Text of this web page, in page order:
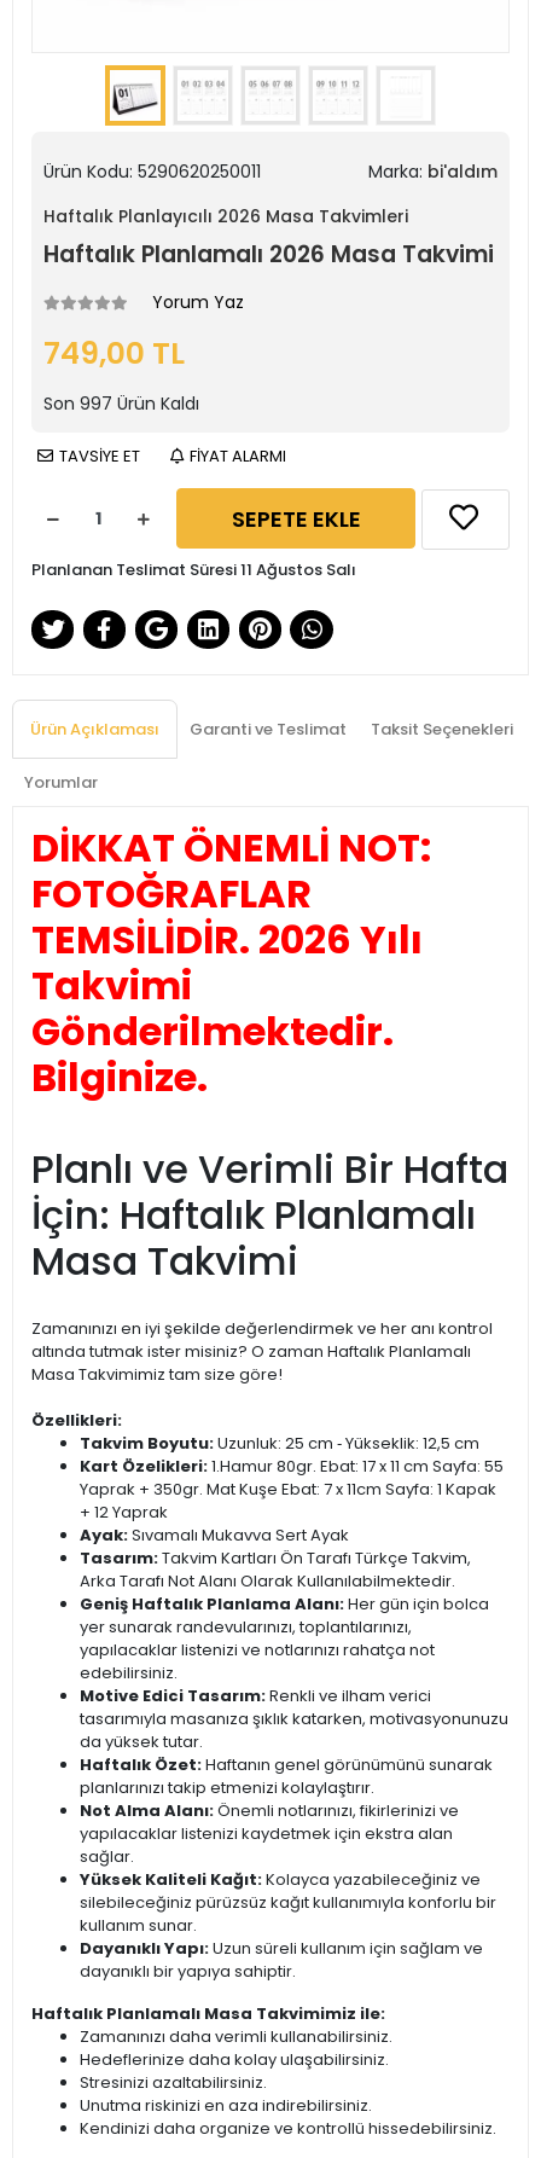
Ürün Kodu: 5290620250011 Marka: bi'aldım
Haftalık Planlayıcılı 2026 Masa Takvimleri
Haftalık Planlamalı 2026 Masa Takvimi
Yorum Yaz
749,00 TL
Son 997 Ürün Kaldı
TAVSİYE ET FİYAT ALARMI
SEPETE EKLE
Planlanan Teslimat Süresi 11 Ağustos Salı
Ürün Açıklaması Garanti ve Teslimat Taksit Seçenekleri
Yorumlar
DİKKAT ÖNEMLİ NOT:
FOTOĞRAFLAR
TEMSİLİDİR. 2026 Yılı
Takvimi
Gönderilmektedir.
Bilginize.
Planlı ve Verimli Bir Hafta
İçin: Haftalık Planlamalı
Masa Takvimi
Zamanınızı en iyi şekilde değerlendirmek ve her anı kontrol
altında tutmak ister misiniz? O zaman Haftalık Planlamalı
Masa Takvimimiz tam size göre!
Özellikleri:
Takvim Boyutu:Uzunluk: 25 cm ‐ Yükseklik: 12,5 cm
Kart Özelikleri:1.Hamur 80gr. Ebat: 17 x 11 cm Sayfa: 55
Yaprak + 350gr. Mat Kuşe Ebat: 7 x 11cm Sayfa: 1 Kapak
+ 12 Yaprak
Ayak:Sıvamalı Mukavva Sert Ayak
Tasarım:Takvim Kartları Ön Tarafı Türkçe Takvim,
Arka Tarafı Not Alanı Olarak Kullanılabilmektedir.
Geniş Haftalık Planlama Alanı:Her gün için bolca
yer sunarak randevularınızı, toplantılarınızı,
yapılacaklar listenizi ve notlarınızı rahatça not
edebilirsiniz.
Motive Edici Tasarım:Renkli ve ilham verici
tasarımıyla masanıza şıklık katarken, motivasyonunuzu
da yüksek tutar.
Haftalık Özet:Haftanın genel görünümünü sunarak
planlarınızı takip etmenizi kolaylaştırır.
Not Alma Alanı:Önemli notlarınızı, fikirlerinizi ve
yapılacaklar listenizi kaydetmek için ekstra alan
sağlar.
Yüksek Kaliteli Kağıt:Kolayca yazabileceğiniz ve
silebileceğiniz pürüzsüz kağıt kullanımıyla konforlu bir
kullanım sunar.
Dayanıklı Yapı:Uzun süreli kullanım için sağlam ve
dayanıklı bir yapıya sahiptir.
Haftalık Planlamalı Masa Takvimimiz ile:
Zamanınızı daha verimli kullanabilirsiniz.
Hedeflerinize daha kolay ulaşabilirsiniz.
Stresinizi azaltabilirsiniz.
Unutma riskinizi en aza indirebilirsiniz.
Kendinizi daha organize ve kontrollü hissedebilirsiniz.